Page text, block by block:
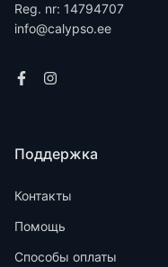
Reg. nr: 14794707
info@calypso.ee
Поддержка
Контакты
Помощь
Способы оплаты